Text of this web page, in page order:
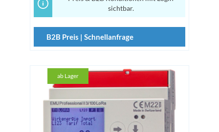
sichtbar.
B2B Preis | Schnellanfrage
ab Lager